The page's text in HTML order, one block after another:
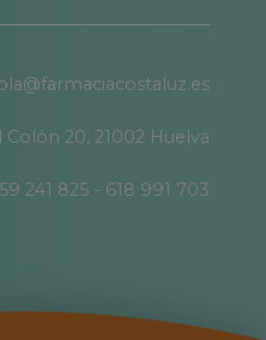
Colón 20, 21002 Huelva
241 825 - 618 991 703